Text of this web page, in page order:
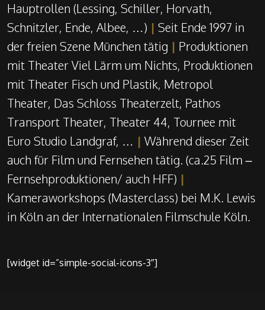
Hauptrollen (Lessing, Schiller, Horvath,
Schnitzler, Ende, Albee, …) | Seit Ende 1997 in
der freien Szene München tätig | Produktionen
mit Theater Viel Lärm um Nichts, Produktionen
mit Theater Fisch und Plastik, Metropol
Theater, Das Schloss Theaterzelt, Pathos
Transport Theater, Theater 44, Tournee mit
Euro Studio Landgraf, … | Während dieser Zeit
auch für Film und Fernsehen tätig. (ca.25 Film –
Fernsehproduktionen/ auch HFF) |
Kameraworkshops (Masterclass) bei M.K. Lewis
in Köln an der Internationalen Filmschule Köln.
[widget id=”simple-social-icons-3″]